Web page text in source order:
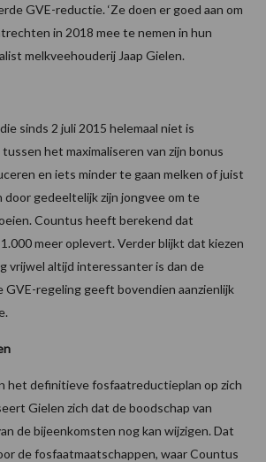
GVE-reductie. ‘Ze doen er goed aan om
in 2018 mee te nemen in hun
melkveehouderij Jaap Gielen.
sinds 2 juli 2015 helemaal niet is
het maximaliseren van zijn bonus
en iets minder te gaan melken of juist
door gedeeltelijk zijn jongvee om te
Countus heeft berekend dat
meer oplevert. Verder blijkt dat kiezen
vrijwel altijd interessanter is dan de
GVE-regeling geeft bovendien aanzienlijk
het definitieve fosfaatreductieplan op zich
Gielen zich dat de boodschap van
de bijeenkomsten nog kan wijzigen. Dat
de fosfaatmaatschappen, waar Countus